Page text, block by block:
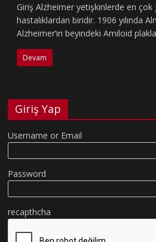
Giriş Alzheimer yetişkinlerde en
hastalıklardan biridir. 1906 yılında
Alzheimer’ın beyindeki Amiloid
Devam
Giriş Yap
Username or Email
Password
recapthcha